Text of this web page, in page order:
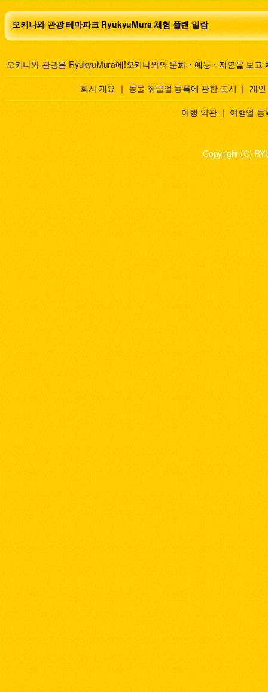
오키나와 관광 테마파크 RyukyuMura 체험 플랜 일람
오키나와 관광은 RyukyuMura에!오키나와의 문화・예능・자연을 보고
회사 개요 ｜ 동물 취급업 등록에 관한 표시 ｜ 개
여행 약관 ｜ 여행업 등
Copyright (C)